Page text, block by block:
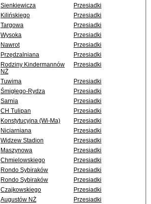
Sienkiewicza
Przesiadki
Kilińskiego
Przesiadki
Targowa
Przesiadki
Wysoka
Przesiadki
Nawrot
Przesiadki
Przędzalniana
Przesiadki
Rodziny Kindermannów
NŻ
Przesiadki
Tuwima
Przesiadki
Śmigłego-Rydza
Przesiadki
Sarnia
Przesiadki
CH Tulipan
Przesiadki
Konstytucyjna (Wi-Ma)
Przesiadki
Niciarniana
Przesiadki
Widzew Stadion
Przesiadki
Maszynowa
Przesiadki
Chmielowskiego
Przesiadki
Rondo Sybiraków
Przesiadki
Rondo Sybiraków
Przesiadki
Czajkowskiego
Przesiadki
Augustów NŻ
Przesiadki